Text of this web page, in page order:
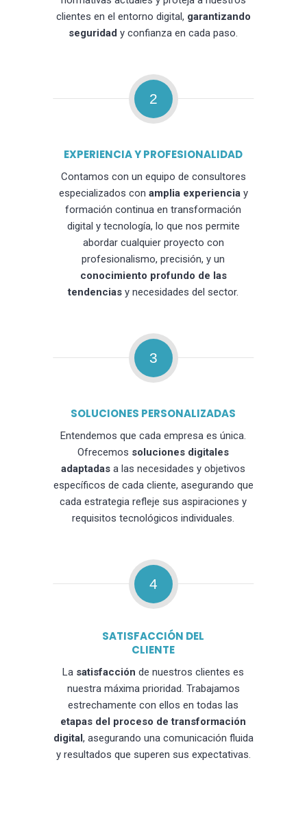
clientes en el entorno digital, garantizando
seguridad y confianza en cada paso.
2
EXPERIENCIA Y PROFESIONALIDAD
Contamos con un equipo de consultores
especializados con amplia experienciay
formación continua en transformación
digital y tecnología, lo que nos permite
abordar cualquier proyecto con
profesionalismo, precisión, y un
conocimiento profundo de las
tendencias y necesidades del sector.
3
SOLUCIONES PERSONALIZADAS
Entendemos que cada empresa es única.
Ofrecemos soluciones digitales
adaptadas a las necesidades y objetivos
específicos de cada cliente, asegurando que
cada estrategia refleje sus aspiraciones y
requisitos tecnológicos individuales.
4
SATISFACCIÓN DEL
CLIENTE
La satisfacción de nuestros clientes es
nuestra máxima prioridad. Trabajamos
estrechamente con ellos en todas las
etapas del proceso de transformación
digital, asegurando una comunicación fluida
y resultados que superen sus expectativas.